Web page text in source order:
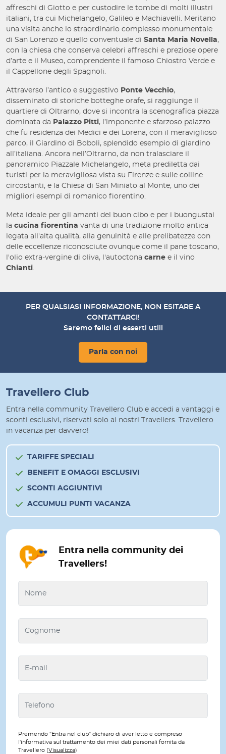
affreschi di Giotto e per custodire le tombe di molti illustri
italiani, tra cui Michelangelo, Galileo e Machiavelli. Meritano
una visita anche lo straordinario complesso monumentale
di San Lorenzo e quello conventuale di Santa Maria Novella,
con la chiesa che conserva celebri affreschi e preziose opere
d’arte e il Museo, comprendente il famoso Chiostro Verde e
il Cappellone degli Spagnoli.
Attraverso l’antico e suggestivo Ponte Vecchio,
disseminato di storiche botteghe orafe, si raggiunge il
quartiere di Oltrarno, dove si incontra la scenografica piazza
dominata da Palazzo Pitti, l’imponente e sfarzoso palazzo
che fu residenza dei Medici e dei Lorena, con il meraviglioso
parco, il Giardino di Boboli, splendido esempio di giardino
all’italiana. Ancora nell’Oltrarno, da non tralasciare il
panoramico Piazzale Michelangelo, meta prediletta dai
turisti per la meravigliosa vista su Firenze e sulle colline
circostanti, e la Chiesa di San Miniato al Monte, uno dei
migliori esempi di romanico fiorentino.
Meta ideale per gli amanti del buon cibo e per i buongustai
la cucina fiorentina vanta di una tradizione molto antica
legata all'alta qualità, alla genuinità e alle prelibatezze con
delle eccellenze riconosciute ovunque come il pane toscano,
l'olio extra-vergine di oliva, l'autoctona carne e il vino
Chianti.
PER QUALSIASI INFORMAZIONE, NON ESITARE A
CONTATTARCI!
Saremo felici di esserti utili
Parla con noi
Travellero Club
Entra nella community Travellero Club e accedi a vantaggi e
sconti esclusivi, riservati solo ai nostri Travellers. Travellero
in vacanza per davvero!
TARIFFE SPECIALI
BENEFIT E OMAGGI ESCLUSIVI
SCONTI AGGIUNTIVI
ACCUMULI PUNTI VACANZA
Entra nella community dei
Travellers!
Premendo "Entra nel club" dichiaro di aver letto e compreso
l'informativa sul trattamento dei miei dati personali fornita da
Travellero (Visualizza)